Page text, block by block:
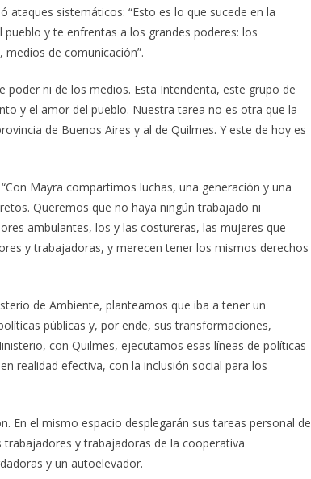
ataques sistemáticos: “Esto es lo que sucede en la
y te enfrentas a los grandes poderes: los
de comunicación”.
ni de los medios. Esta Intendenta, este grupo de
y el amor del pueblo. Nuestra tarea no es otra que la
de Buenos Aires y al de Quilmes. Y este de hoy es
Mayra compartimos luchas, una generación y una
Queremos que no haya ningún trabajado ni
ambulantes, los y las costureras, las mujeres que
y trabajadoras, y merecen tener los mismos derechos
de Ambiente, planteamos que iba a tener un
públicas y, por ende, sus transformaciones,
con Quilmes, ejecutamos esas líneas de políticas
realidad efectiva, con la inclusión social para los
En el mismo espacio desplegarán sus tareas personal de
y trabajadoras de la cooperativa
y un autoelevador.